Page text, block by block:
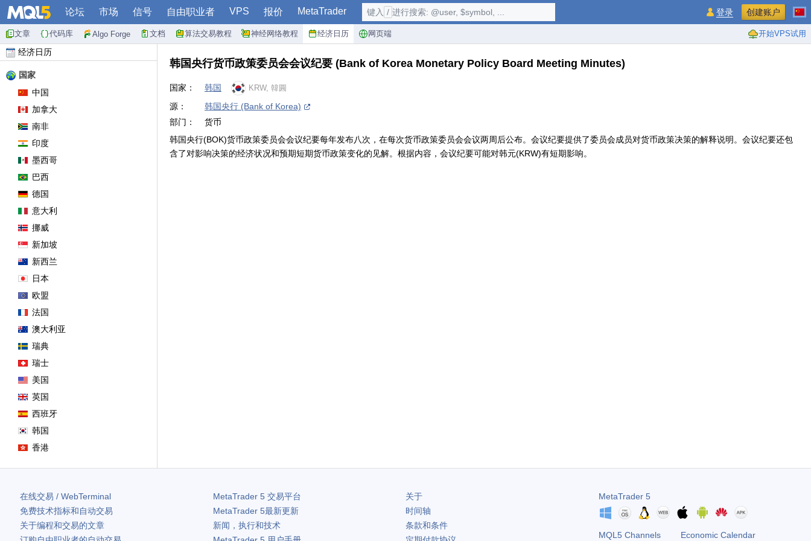
论坛 市场 信号 自由职业者 VPS 报价 MetaTrader
文章 代码库 Algo Forge 文档 算法交易教程 神经网络教程 经济日历 网页端 开始VPS试用
键入 / 进行搜索: @user, $symbol, ... 登录 创建账户
经济日历
国家
中国
加拿大
南非
印度
墨西哥
巴西
德国
意大利
挪威
新加坡
新西兰
日本
欧盟
法国
澳大利亚
瑞典
瑞士
美国
英国
西班牙
韩国
香港
韩国央行货币政策委员会会议纪要 (Bank of Korea Monetary Policy Board Meeting Minutes)
国家： 韩国 KRW, 韓圓
源：
韩国央行 (Bank of Korea)
部门：
货币
韩国央行(BOK)货币政策委员会会议纪要每年发布八次，在每次货币政策委员会会议两周后公布。会议纪要提供了委员会成员对货币政策决策的解释说明。会议纪要还包
含了对影响决策的经济状况和预期短期货币政策变化的见解。根据内容，会议纪要可能对韩元(KRW)有短期影响。
在线交易 / WebTerminal
免费技术指标和自动交易
关于编程和交易的文章
MetaTrader 5交易平台
MetaTrader 5最新更新
新闻，执行和技术
关于
时间轴
条款和条件
MetaTrader 5
MQL5 Channels Economic Calendar